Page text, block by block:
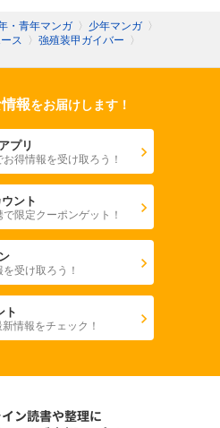
・青年マンガ 〉 少年マンガ 〉
ス 〉 強殖装甲ガイバー 〉
報をお届けします！
プリ
得情報を受け取ろう！
ント
限定クーポンゲット！
受け取ろう！
ト
情報をチェック！